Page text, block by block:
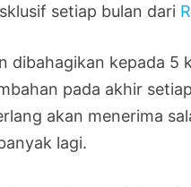
setiap bulan dari
kepada 5
pada akhir
akan menerima
lagi.